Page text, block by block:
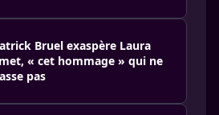
Bruel exaspère Laura
« cet hommage » qui ne
pas